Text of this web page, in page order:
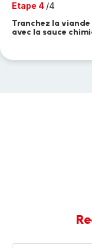
Etape 4 /4
Tranchez la
avec la sauce